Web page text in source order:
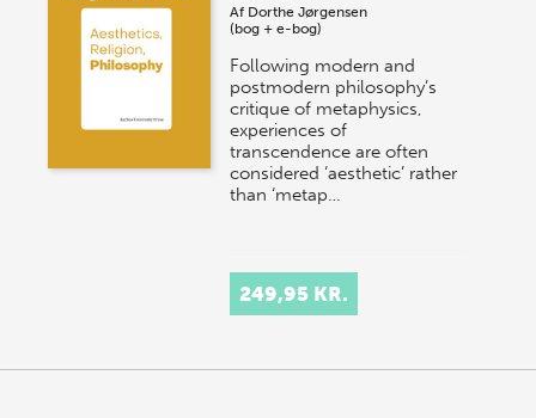
Af Dorthe Jørgensen
(bog + e-bog)
Following modern and
postmodern philosophy’s
critique of metaphysics,
experiences of
transcendence are often
considered ‘aesthetic’ rather
than ‘metap…
249,95 KR.